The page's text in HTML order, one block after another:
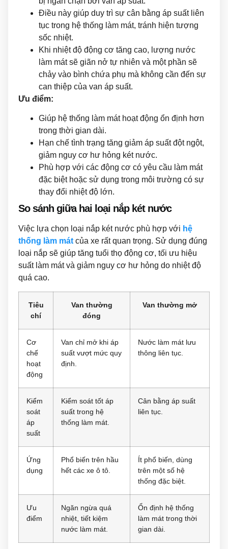
Điều này giúp duy trì sự cân bằng áp suất liên
tục trong hệ thống làm mát, tránh hiện tượng
sốc nhiệt.
Khi nhiệt độ động cơ tăng cao, lượng nước
làm mát sẽ giãn nở tự nhiên và một phần sẽ
chảy vào bình chứa phụ mà không cần đến sự
can thiệp của van áp suất.
Ưu điểm:
Giúp hệ thống làm mát hoạt động ổn định hơn
trong thời gian dài.
Hạn chế tình trạng tăng giảm áp suất đột ngột,
giảm nguy cơ hư hỏng két nước.
Phù hợp với các động cơ có yêu cầu làm mát
đặc biệt hoặc sử dụng trong môi trường có sự
thay đổi nhiệt độ lớn.
So sánh giữa hai loại nắp két nước
Việc lựa chọn loại nắp két nước phù hợp với hệ
thống làm mátcủa xe rất quan trọng. Sử dụng đúng
loại nắp sẽ giúp tăng tuổi thọ động cơ, tối ưu hiệu
suất làm mát và giảm nguy cơ hư hỏng do nhiệt độ
quá cao.
Tiêu
chí
Van thường
đóng
Van thường mở
Cơ
chế
hoạt
động
Van chỉ mở khi áp
suất vượt mức quy
định.
Nước làm mát lưu
thông liên tục.
Kiểm
soát
áp
suất
Kiểm soát tốt áp
suất trong hệ
thống làm mát.
Cân bằng áp suất
liên tục.
Ứng
dụng
Phổ biến trên hầu
hết các xe ô tô.
Ít phổ biến, dùng
trên một số hệ
thống đặc biệt.
Ưu
điểm
Ngăn ngừa quá
nhiệt, tiết kiệm
nước làm mát.
Ổn định hệ thống
làm mát trong thời
gian dài.